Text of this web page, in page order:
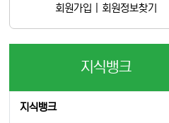
회원가입 회원정보찾기
지식뱅크
지식뱅크